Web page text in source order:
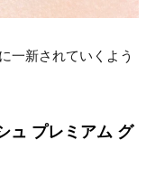
一新されていくよう
ュ プレミアム グ